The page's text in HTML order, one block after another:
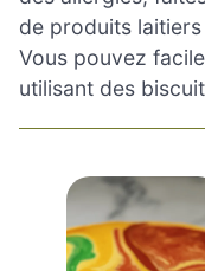
de produits
Vous pouvez
utilisant des